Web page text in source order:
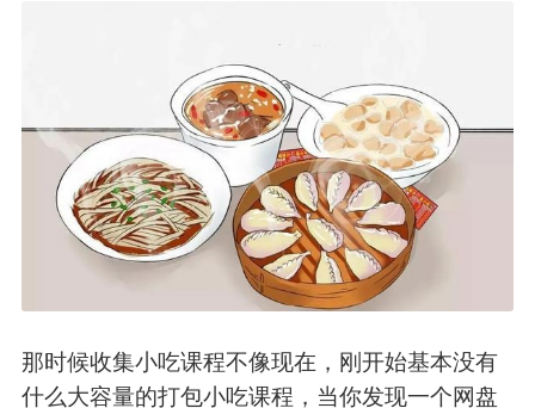
那时候收集小吃课程不像现在，刚开始基本没有
什么大容量的打包小吃课程，当你发现一个网盘